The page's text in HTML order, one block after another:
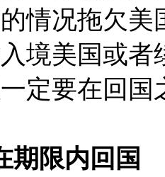
情况拖欠美
境美国或
定要在回国
限内回国